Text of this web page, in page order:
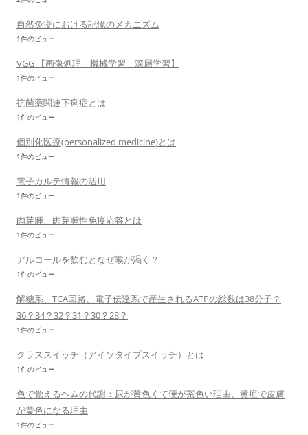
自然免疫における記憶のメカニズム
1件のビュー
VGG 【画像処理 機械学習 深層学習】
1件のビュー
抗菌薬関連下痢症とは
1件のビュー
個別化医療(personalized medicine)とは
1件のビュー
電子カルテ情報の活用
1件のビュー
肉芽腫、肉芽腫性免疫応答とは
1件のビュー
アルコールを飲むとなぜ喉が渇く？
1件のビュー
解糖系、TCA回路、電子伝達系で産生されるATPの総数は38分子？
36？34？32？31？30？28？
1件のビュー
クラススイッチ（アイソタイプスイッチ）とは
1件のビュー
色で覚えるヘムの代謝：尿が黄色くて便が茶色い理由、黄疸で皮膚
が黄色になる理由
1件のビュー